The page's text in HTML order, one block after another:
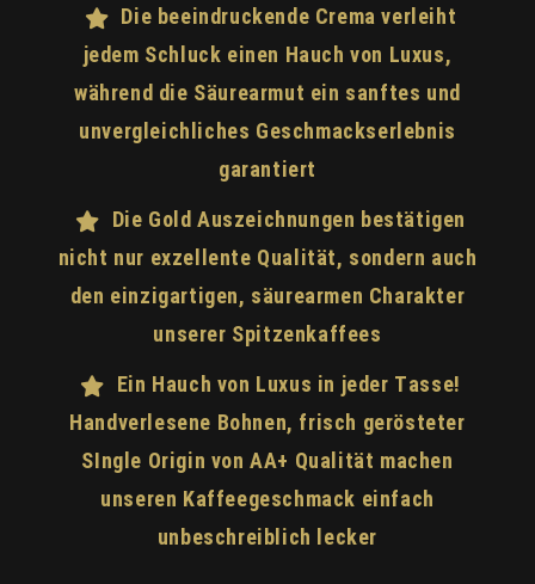
Die beeindruckende Crema verleiht
jedem Schluck einen Hauch von Luxus,
während die Säurearmut ein sanftes und
unvergleichliches Geschmackserlebnis
garantiert
Die Gold Auszeichnungen bestätigen
nicht nur exzellente Qualität, sondern auch
den einzigartigen, säurearmen Charakter
unserer Spitzenkaffees
Ein Hauch von Luxus in jeder Tasse!
Handverlesene Bohnen, frisch gerösteter
SIngle Origin von AA+ Qualität machen
unseren Kaffeegeschmack einfach
unbeschreiblich lecker